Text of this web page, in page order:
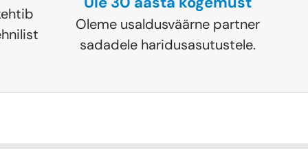
Oleme usaldusväärne partner
sadadele haridusasutustele.